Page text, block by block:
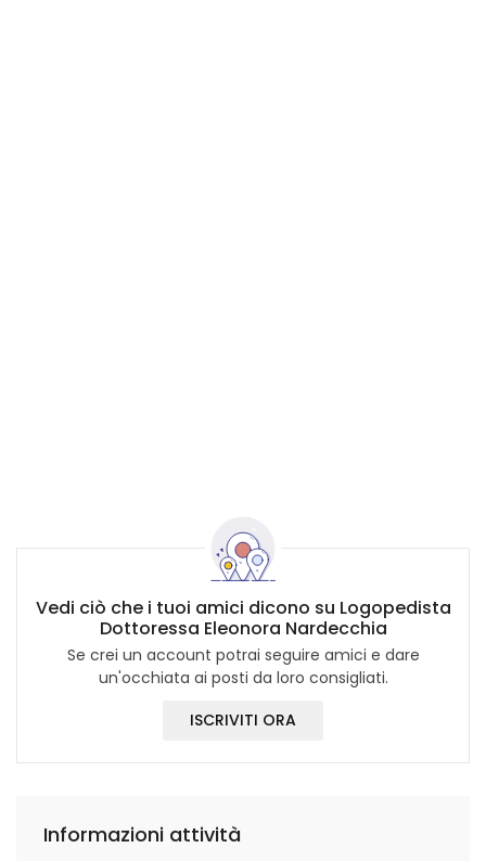
Vedi ciò che i tuoi amici dicono su Logopedista
Dottoressa Eleonora Nardecchia
Se crei un account potrai seguire amici e dare
un'occhiata ai posti da loro consigliati.
ISCRIVITI ORA
Informazioni attività